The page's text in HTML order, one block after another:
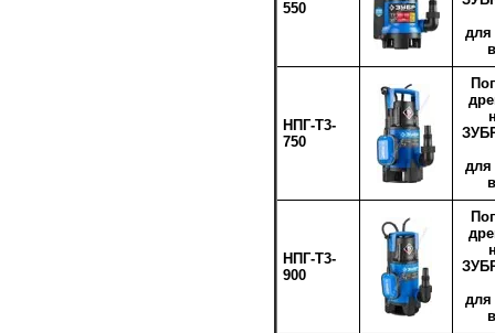
550
для
НПГ-Т3-
750
для
НПГ-Т3-
900
для